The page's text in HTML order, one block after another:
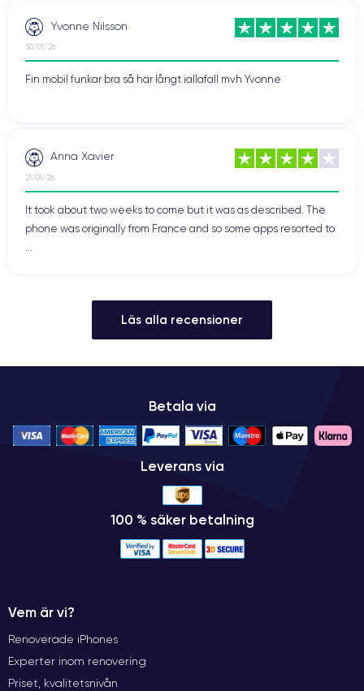
Yvonne Nilsson
30/01/26
Fin mobil funkar bra så här långt iallafall mvh Yvonne
Anna Xavier
21/01/26
It took about two weeks to come but it was as described. The
phone was originally from France and so some apps resorted to
Läs alla recensioner
Betala via
Leverans via
100 % säker betalning
Vem är vi?
Renoverade iPhones
Experter inom renovering
Priset, kvalitetsnivån